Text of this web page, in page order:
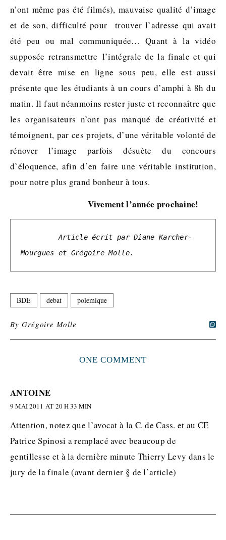
n’ont même pas été filmés), mauvaise qualité d’image
et de son, difficulté pour trouver l’adresse qui avait
été peu ou mal communiquée… Quant à la vidéo
supposée retransmettre l’intégrale de la finale et qui
devait être mise en ligne sous peu, elle est aussi
présente que les étudiants à un cours d’amphi à 8h du
matin. Il faut néanmoins rester juste et reconnaître que
les organisateurs n’ont pas manqué de créativité et
témoignent, par ces projets, d’une véritable volonté de
rénover l’image parfois désuète du concours
d’éloquence, afin d’en faire une véritable institution,
pour notre plus grand bonheur à tous.
Vivement l’année prochaine!
Article écrit par Diane Karcher-
Mourgues et Grégoire Molle.
BDE debat polemique
ByGrégoire Molle
ONE COMMENT
ANTOINE
9 MAI 2011 AT 20 H 33 MIN
Attention, notez que l’avocat à la C. de Cass. et au CE
Patrice Spinosi a remplacé avec beaucoup de
gentillesse et à la dernière minute Thierry Levy dans le
jury de la finale (avant dernier § de l’article)